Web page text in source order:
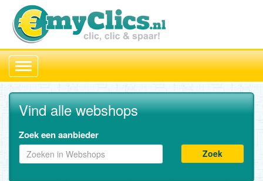
Toggle
navigation
Vind alle webshops
Zoek een aanbieder
Zoek